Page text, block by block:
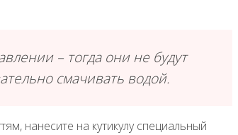
– тогда они не будут
смачивать водой.
нанесите на кутикулу специальный